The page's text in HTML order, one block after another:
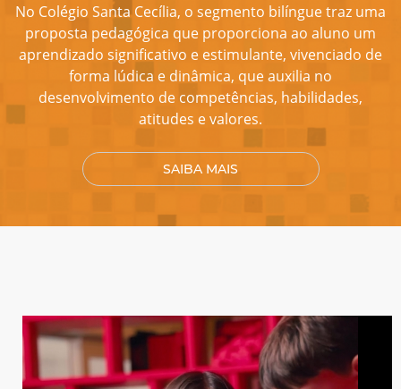
No Colégio Santa Cecília, o segmento bilíngue traz uma
proposta pedagógica que proporciona ao aluno um
aprendizado significativo e estimulante, vivenciado de
forma lúdica e dinâmica, que auxilia no
desenvolvimento de competências, habilidades,
atitudes e valores.
SAIBA MAIS